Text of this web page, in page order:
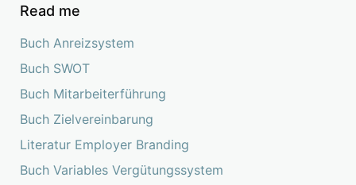
Read me
Buch Anreizsystem
Buch SWOT
Buch Mitarbeiterführung
Buch Zielvereinbarung
Literatur Employer Branding
Buch Variables Vergütungssystem